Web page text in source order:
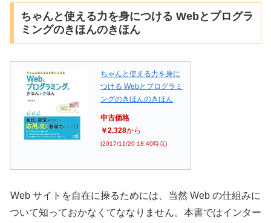
ちゃんと使える力を身につける Webとプログラ
ミングのきほんのきほん
ちゃんと使える力を身に
つける Webとプログラミ
ングのきほんのきほん
中古価格
￥2,328から
(2017/11/20 18:40時点)
Web サイトを自在に操るためには、当然 Web の仕組みに
ついて知っておかなくてななりません。本書ではインター